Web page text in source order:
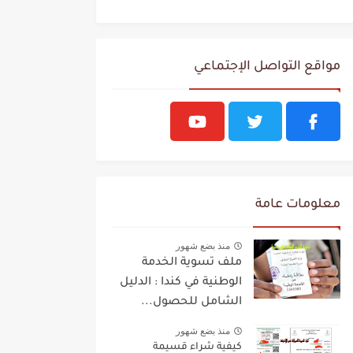
مواقع التواصل الإجتماعي
معلومات عامة
منذ بضع شهور
ملف تسوية الخدمة
الوطنية في كندا : الدليل
الشامل للحصول...
منذ بضع شهور
كيفية شراء قسيمة